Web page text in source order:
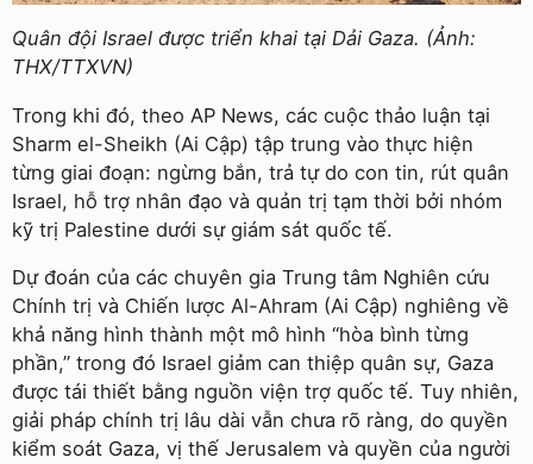
Quân đội Israel được triển khai tại Dải Gaza. (Ảnh:
THX/TTXVN)
Trong khi đó, theo AP News, các cuộc thảo luận tại
Sharm el-Sheikh (Ai Cập) tập trung vào thực hiện
từng giai đoạn: ngừng bắn, trả tự do con tin, rút quân
Israel, hỗ trợ nhân đạo và quản trị tạm thời bởi nhóm
kỹ trị Palestine dưới sự giám sát quốc tế.
Dự đoán của các chuyên gia Trung tâm Nghiên cứu
Chính trị và Chiến lược Al-Ahram (Ai Cập) nghiêng về
khả năng hình thành một mô hình “hòa bình từng
phần,” trong đó Israel giảm can thiệp quân sự, Gaza
được tái thiết bằng nguồn viện trợ quốc tế. Tuy nhiên,
giải pháp chính trị lâu dài vẫn chưa rõ ràng, do quyền
kiểm soát Gaza, vị thế Jerusalem và quyền của người